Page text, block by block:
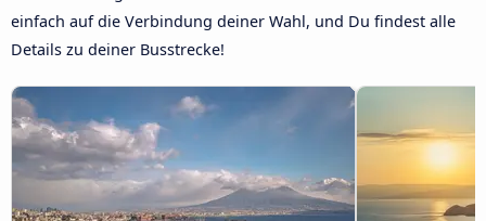
einfach auf die Verbindung deiner Wahl, und Du findest alle
Details zu deiner Busstrecke!